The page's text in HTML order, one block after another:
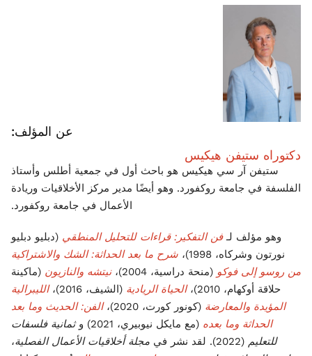
عن المؤلف:
دكتوراه ستيفن هيكيس
ستيفن آر سي هيكيس هو باحث أول في جمعية أطلس وأستاذ
الفلسفة في جامعة روكفورد. وهو أيضًا مدير مركز الأخلاقيات وريادة
الأعمال في جامعة روكفورد.
وهو مؤلف لـفن التفكير: قراءات للتحليل المنطقي (دبليو دبليو
نورتون وشركاه، 1998)،
شرح ما بعد الحداثة: الشك والاشتراكية
من روسو إلى فوكو (منحة دراسية، 2004)، نيتشه والنازيون (ماكينة
حلاقة أوكهام، 2010)،
الحياة الريادية (الشيف، 2016)،
الليبرالية
المؤيدة والمعارضة (كونور كورت، 2020)،
الفن: الحديث وما بعد
الحداثة وما بعده (مع مايكل نيوبيري، 2021) و
ثمانية فلسفات
للتعليم (2022). لقد نشر في مجلة أخلاقيات الأعمال الفصلية،